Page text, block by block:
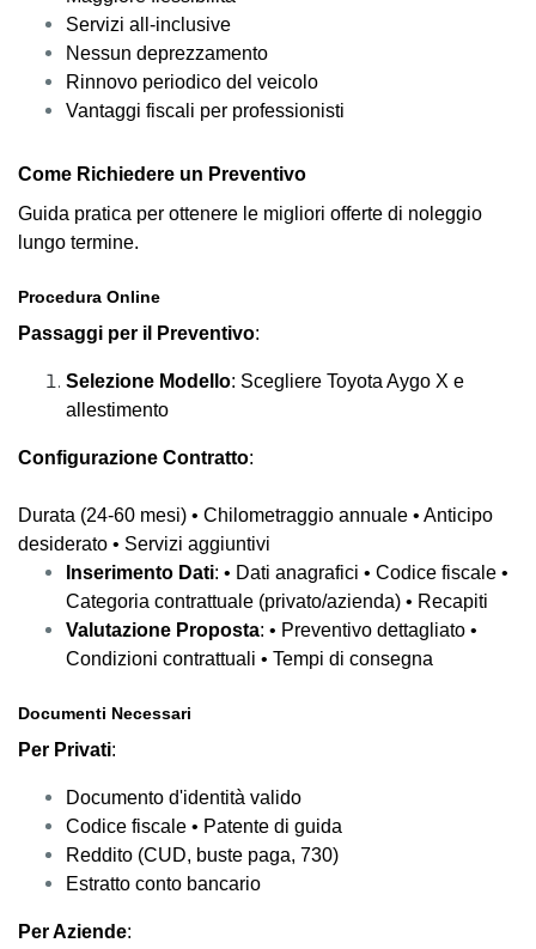
Servizi all-inclusive
Nessun deprezzamento
Rinnovo periodico del veicolo
Vantaggi fiscali per professionisti
Come Richiedere un Preventivo
Guida pratica per ottenere le migliori offerte di noleggio
lungo termine.
Procedura Online
Passaggi per il Preventivo:
Selezione Modello: Scegliere Toyota Aygo X e
allestimento
Configurazione Contratto:
Durata (24-60 mesi) • Chilometraggio annuale • Anticipo
desiderato • Servizi aggiuntivi
Inserimento Dati: • Dati anagrafici • Codice fiscale •
Categoria contrattuale (privato/azienda) • Recapiti
Valutazione Proposta: • Preventivo dettagliato •
Condizioni contrattuali • Tempi di consegna
Documenti Necessari
Per Privati:
Documento d'identità valido
Codice fiscale • Patente di guida
Reddito (CUD, buste paga, 730)
Estratto conto bancario
Per Aziende: